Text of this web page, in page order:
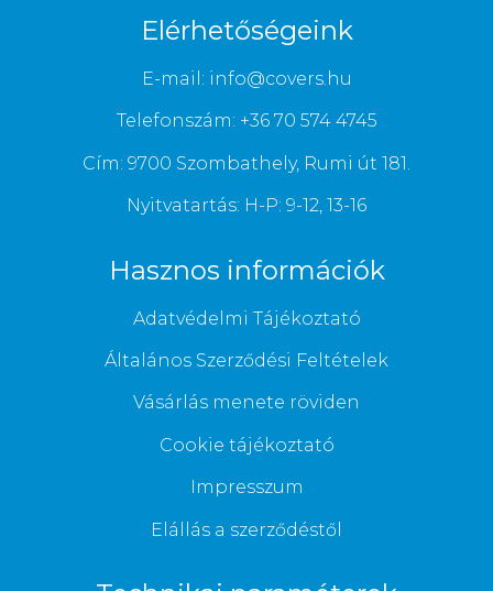
Elérhetőségeink
E-mail: info@covers.hu
Telefonszám: +36 70 574 4745
Cím: 9700 Szombathely, Rumi út 181.
Nyitvatartás: H-P: 9-12, 13-16
Hasznos információk
Adatvédelmi Tájékoztató
Általános Szerződési Feltételek
Vásárlás menete röviden
Cookie tájékoztató
Impresszum
Elállás a szerződéstől